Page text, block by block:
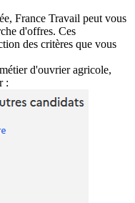
France Travail peut vous
d'offres. Ces
des critères que vous
d'ouvrier agricole,
: